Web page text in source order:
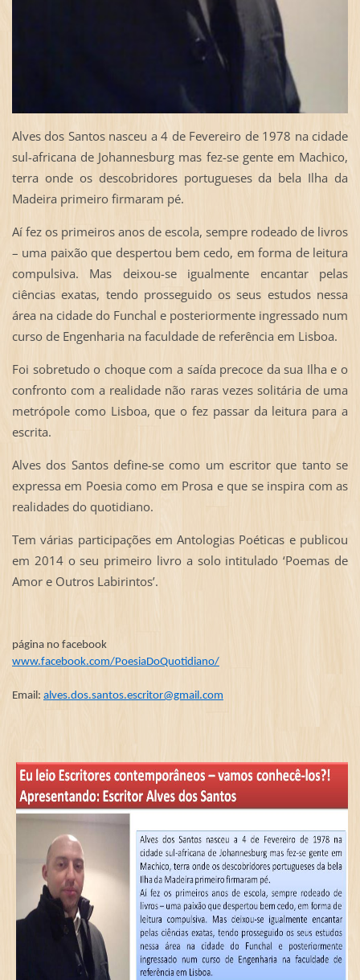
Alves dos Santos nasceu a 4 de Fevereiro de 1978 na cidade
sul-africana de Johannesburg mas fez-se gente em Machico,
terra onde os descobridores portugueses da bela Ilha da
Madeira primeiro firmaram pé.
Aí fez os primeiros anos de escola, sempre rodeado de livros
– uma paixão que despertou bem cedo, em forma de leitura
compulsiva. Mas deixou-se igualmente encantar pelas
ciências exatas, tendo prosseguido os seus estudos nessa
área na cidade do Funchal e posteriormente ingressado num
curso de Engenharia na faculdade de referência em Lisboa.
Foi sobretudo o choque com a saída precoce da sua Ilha e o
confronto com a realidade não raras vezes solitária de uma
metrópole como Lisboa, que o fez passar da leitura para a
escrita.
Alves dos Santos define-se como um escritor que tanto se
expressa em Poesia como em Prosa e que se inspira com as
realidades do quotidiano.
Tem várias participações em Antologias Poéticas e publicou
em 2014 o seu primeiro livro a solo intitulado ‘Poemas de
Amor e Outros Labirintos’.
página no facebook
www.facebook.com/PoesiaDoQuotidiano/
Email: alves.dos.santos.escritor@gmail.com